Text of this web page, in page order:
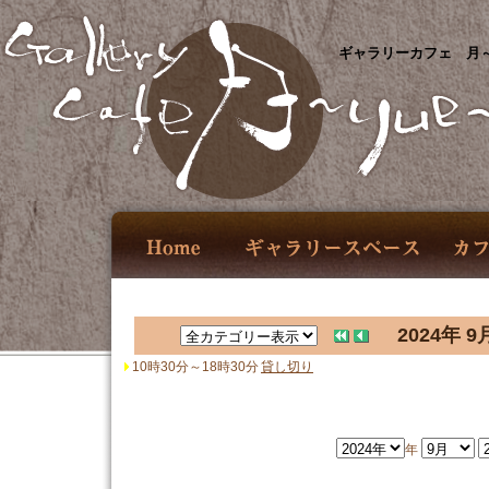
ギャラリーカフェ 月
2024年 9
10時30分～18時30分貸し切り
年